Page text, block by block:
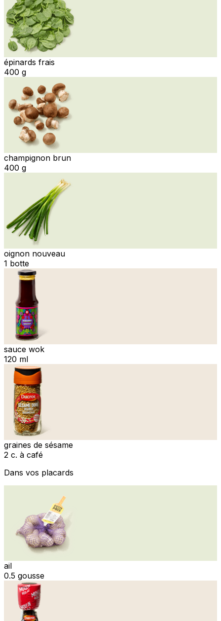
épinards frais
400 g
champignon brun
400 g
oignon nouveau
1 botte
sauce wok
120 ml
graines de sésame
2 c. à café
Dans vos placards
ail
0.5 gousse